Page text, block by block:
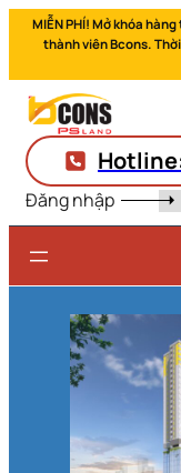
MIỄN PHÍ! Mở khóa hàng trăm công thức kinh doanh độc quyền dành cho
thành viên Bcons.
Đăng nhập